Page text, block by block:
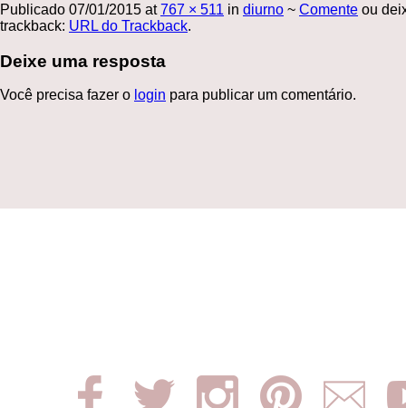
Publicado 07/01/2015 at767 × 511 in diurno ~ Comente ou
trackback: URL do Trackback.
Deixe uma resposta
Você precisa fazer o login para publicar um comentário.